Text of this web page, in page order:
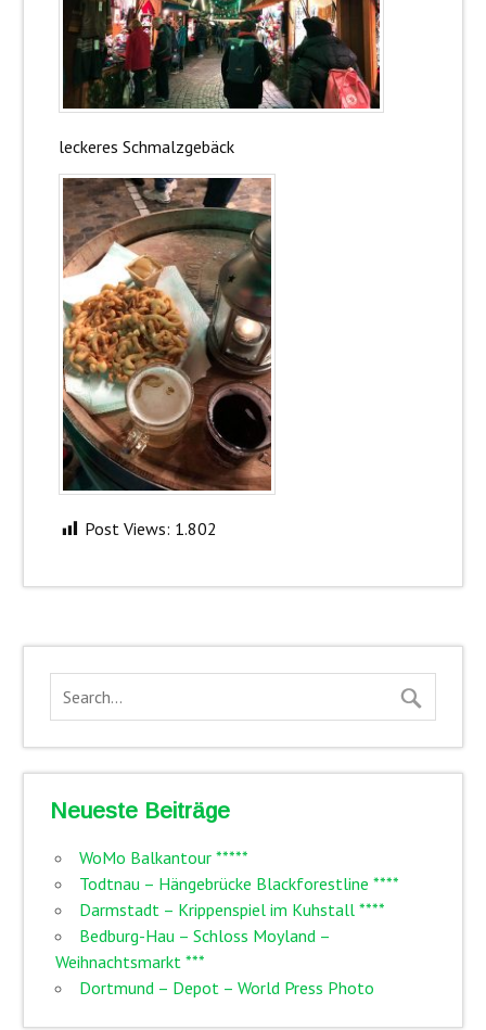
leckeres Schmalzgebäck
Post Views: 1.802
Neueste Beiträge
WoMo Balkantour *****
Todtnau – Hängebrücke Blackforestline ****
Darmstadt – Krippenspiel im Kuhstall ****
Bedburg-Hau – Schloss Moyland –
Weihnachtsmarkt ***
Dortmund – Depot – World Press Photo